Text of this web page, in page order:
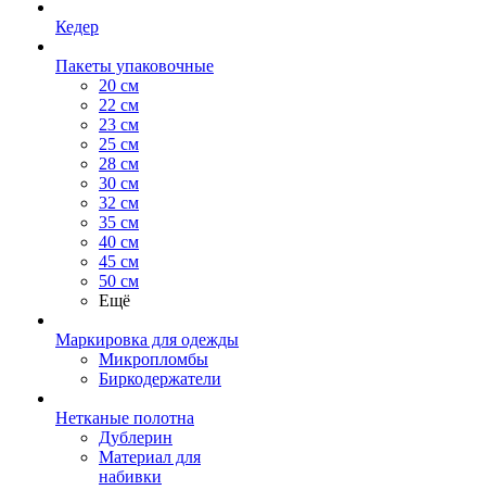
Кедер
Пакеты упаковочные
20 см
22 см
23 см
25 см
28 см
30 см
32 см
35 см
40 см
45 см
50 см
Ещё
Маркировка для одежды
Микропломбы
Биркодержатели
Нетканые полотна
Дублерин
Материал для
набивки